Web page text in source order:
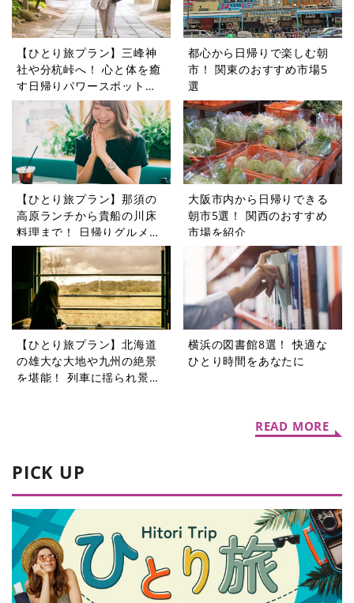
【ひとり旅プラン】三峰神
社や分杭峠へ！ 心と体を癒
す日帰りパワースポットツ
アー5選
都心から日帰りで楽しむ朝
市！ 関東のおすすめ市場5
選
【ひとり旅プラン】那須の
高原ランチから貴船の川床
料理まで！ 日帰りグルメ旅
5選
大阪市内から日帰りできる
朝市5選！ 関西のおすすめ
市場を紹介
【ひとり旅プラン】北海道
の雄大な大地や九州の絶景
を堪能！ 列車に揺られ景色
横浜の図書館8選！ 快適な
ひとり時間をあなたに
READ MORE
PICK UP